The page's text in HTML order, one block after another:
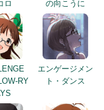
ロ
の向こうに
RY
エンゲージメン
ト・ダンス